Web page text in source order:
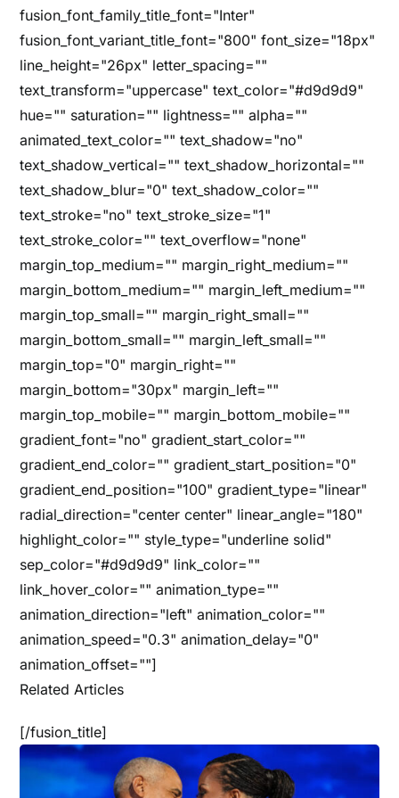
fusion_font_family_title_font="Inter"
fusion_font_variant_title_font="800" font_size="18px"
line_height="26px" letter_spacing=""
text_transform="uppercase" text_color="#d9d9d9"
hue="" saturation="" lightness="" alpha=""
animated_text_color="" text_shadow="no"
text_shadow_vertical="" text_shadow_horizontal=""
text_shadow_blur="0" text_shadow_color=""
text_stroke="no" text_stroke_size="1"
text_stroke_color="" text_overflow="none"
margin_top_medium="" margin_right_medium=""
margin_bottom_medium="" margin_left_medium=""
margin_top_small="" margin_right_small=""
margin_bottom_small="" margin_left_small=""
margin_top="0" margin_right=""
margin_bottom="30px" margin_left=""
margin_top_mobile="" margin_bottom_mobile=""
gradient_font="no" gradient_start_color=""
gradient_end_color="" gradient_start_position="0"
gradient_end_position="100" gradient_type="linear"
radial_direction="center center" linear_angle="180"
highlight_color="" style_type="underline solid"
sep_color="#d9d9d9" link_color=""
link_hover_color="" animation_type=""
animation_direction="left" animation_color=""
animation_speed="0.3" animation_delay="0"
animation_offset=""]
Related Articles
[/fusion_title]